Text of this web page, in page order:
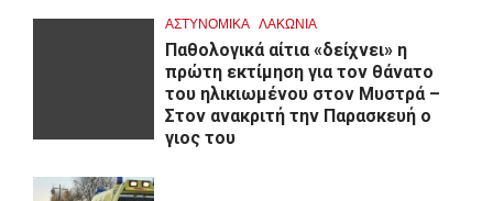
ΑΣΤΥΝΟΜΙΚΑ ΛΑΚΩΝΙΑ
Παθολογικά αίτια «δείχνει» η
πρώτη εκτίμηση για τον θάνατο
του ηλικιωμένου στον Μυστρά –
Στον ανακριτή την Παρασκευή ο
γιος του